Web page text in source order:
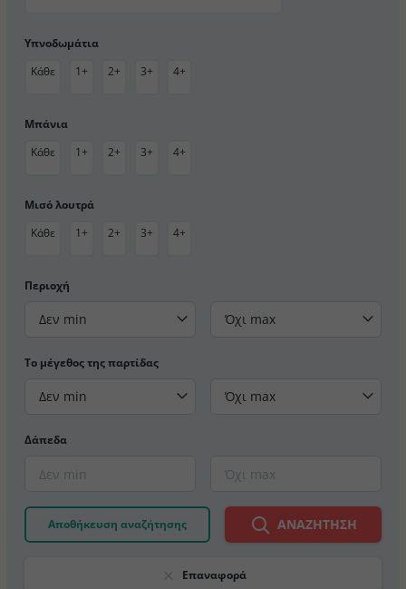
Υπνοδωμάτια
Κάθε
1+ 2+ 3+ 4+
Μπάνια
Κάθε
1+ 2+ 3+ 4+
Μισό λουτρά
Κάθε
1+ 2+ 3+ 4+
Περιοχή
Δεν min Όχι max
Το μέγεθος της παρτίδας
Δεν min Όχι max
Δάπεδα
Αποθήκευση αναζήτησης ΑΝΑΖΉΤΗΣΗ
Επαναφορά